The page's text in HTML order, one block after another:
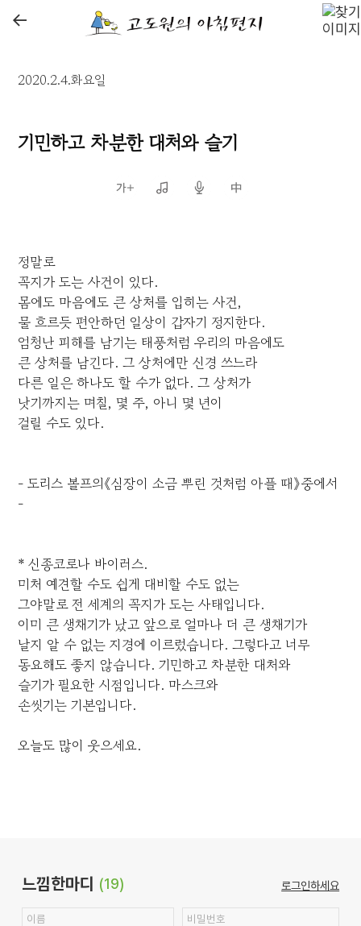
←
2020.2.4.화요일
기민하고 차분한 대처와 슬기
정말로
꼭지가 도는 사건이 있다.
몸에도 마음에도 큰 상처를 입히는 사건,
물 흐르듯 편안하던 일상이 갑자기 정지한다.
엄청난 피해를 남기는 태풍처럼 우리의 마음에도
큰 상처를 남긴다. 그 상처에만 신경 쓰느라
다른 일은 하나도 할 수가 없다. 그 상처가
낫기까지는 며칠, 몇 주, 아니 몇 년이
걸릴 수도 있다.
- 도리스 볼프의《심장이 소금 뿌린 것처럼 아플 때》중에서
-
* 신종코로나 바이러스.
미처 예견할 수도 쉽게 대비할 수도 없는
그야말로 전 세계의 꼭지가 도는 사태입니다.
이미 큰 생채기가 났고 앞으로 얼마나 더 큰 생채기가
날지 알 수 없는 지경에 이르렀습니다. 그렇다고 너무
동요해도 좋지 않습니다. 기민하고 차분한 대처와
슬기가 필요한 시점입니다. 마스크와
손씻기는 기본입니다.
오늘도 많이 웃으세요.
느낌한마디 (19) 로그인하세요